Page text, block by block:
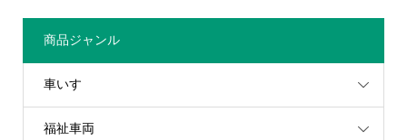
商品ジャンル
車いす
福祉車両